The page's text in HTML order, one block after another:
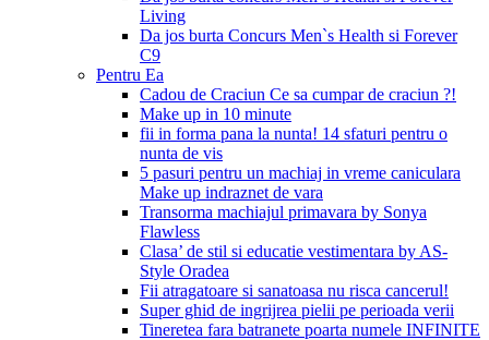
Living
Da jos burta Concurs Men`s Health si Forever
C9
Pentru Ea
Cadou de Craciun Ce sa cumpar de craciun ?!
Make up in 10 minute
fii in forma pana la nunta! 14 sfaturi pentru o
nunta de vis
5 pasuri pentru un machiaj in vreme caniculara
Make up indraznet de vara
Transorma machiajul primavara by Sonya
Flawless
Clasa’ de stil si educatie vestimentara by AS-
Style Oradea
Fii atragatoare si sanatoasa nu risca cancerul!
Super ghid de ingrijrea pielii pe perioada verii
Tineretea fara batranete poarta numele INFINITE